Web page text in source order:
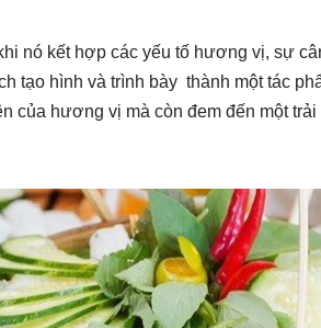
nó kết hợp các yếu tố hương vị, sự
tạo hình và trình bày thành một tác
của hương vị mà còn đem đến một